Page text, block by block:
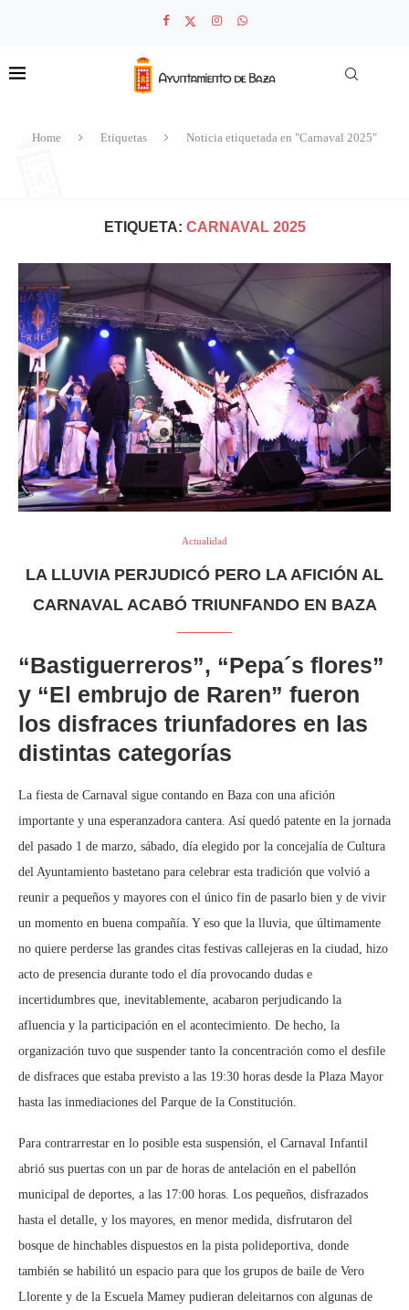
Home Etiquetas Noticia etiquetada en "Carnaval 2025"
ETIQUETA: CARNAVAL 2025
Actualidad
LA LLUVIA PERJUDICÓ PERO LA AFICIÓN AL
CARNAVAL ACABÓ TRIUNFANDO EN BAZA
“Bastiguerreros”, “Pepa´s flores”
y “El embrujo de Raren” fueron
los disfraces triunfadores en las
distintas categorías
La fiesta de Carnaval sigue contando en Baza con una afición
importante y una esperanzadora cantera. Así quedó patente en la jornada
del pasado 1 de marzo, sábado, día elegido por la concejalía de Cultura
del Ayuntamiento bastetano para celebrar esta tradición que volvió a
reunir a pequeños y mayores con el único fin de pasarlo bien y de vivir
un momento en buena compañía. Y eso que la lluvia, que últimamente
no quiere perderse las grandes citas festivas callejeras en la ciudad, hizo
acto de presencia durante todo el día provocando dudas e
incertidumbres que, inevitablemente, acabaron perjudicando la
afluencia y la participación en el acontecimiento. De hecho, la
organización tuvo que suspender tanto la concentración como el desfile
de disfraces que estaba previsto a las 19:30 horas desde la Plaza Mayor
hasta las inmediaciones del Parque de la Constitución.
Para contrarrestar en lo posible esta suspensión, el Carnaval Infantil
abrió sus puertas con un par de horas de antelación en el pabellón
municipal de deportes, a las 17:00 horas. Los pequeños, disfrazados
hasta el detalle, y los mayores, en menor medida, disfrutaron del
bosque de hinchables dispuestos en la pista polideportiva, donde
también se habilitó un espacio para que los grupos de baile de Vero
Llorente y de la Escuela Mamey pudieran deleitarnos con algunas de